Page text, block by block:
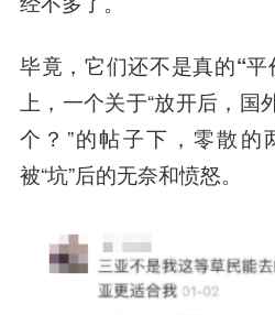
毕竟，它们还不是真的“平
上，一个关于“放开后，国
个？”的帖子下，零散的
被“坑”后的无奈和愤怒。